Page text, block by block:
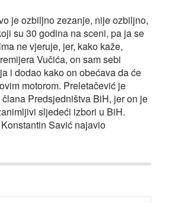
je ozbiljno zezanje, nije ozbiljno,
su 30 godina na sceni, pa ja se
ne vjeruje, jer, kako kaže,
Vučića, on sam sebi
i dodao kako on obećava da će
motorom. Preletačević je
Predsjedništva BiH, jer on je
sljedeći izbori u BiH.
Savić najavio